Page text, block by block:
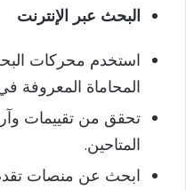
البحث عبر الإنترنت
استخدم محركات
المحاماة المعروفة
تحقق من تقييمات
المتاحين.
ابحث عن منصات